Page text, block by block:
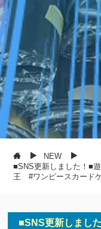
NEW
■SNS更新しました！■
王 #ワンピースカード
■SNS更新しまし